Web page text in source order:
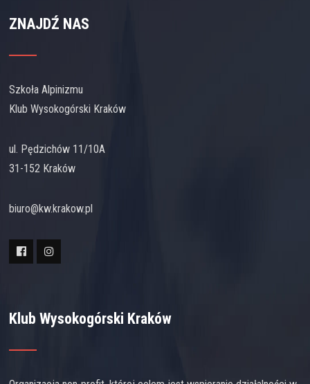
ZNAJDŹ NAS
Szkoła Alpinizmu
Klub Wysokogórski Kraków
ul. Pędzichów 11/10A
31-152 Kraków
biuro@kw.krakow.pl
Klub Wysokogórski Kraków